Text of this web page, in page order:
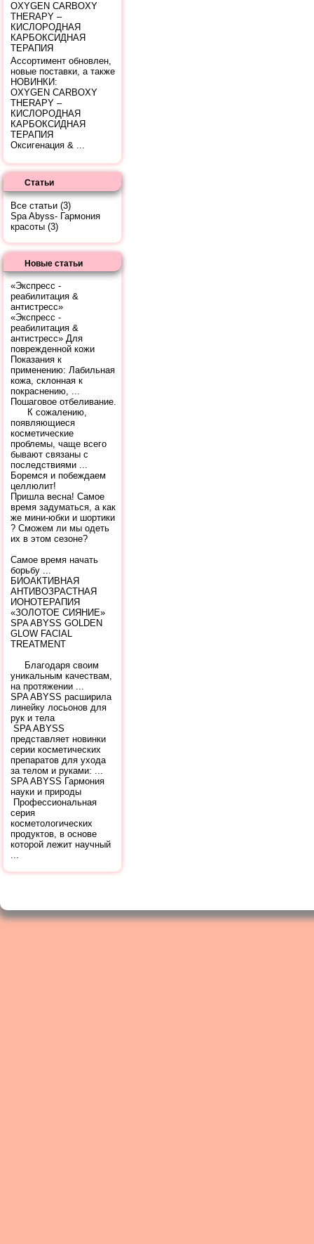
OXYGEN CARBOXY
THERAPY –
КИСЛОРОДНАЯ
КАРБОКСИДНАЯ
ТЕРАПИЯ
Ассортимент обновлен,
новые поставки, а также
НОВИНКИ:
OXYGEN CARBOXY
THERAPY –
КИСЛОРОДНАЯ
КАРБОКСИДНАЯ
ТЕРАПИЯ
Оксигенация & ...
Статьи
Все статьи (3)
Spa Abyss- Гармония
красоты (3)
Новые статьи
«Экспресс -
реабилитация &
антистресс»
«Экспресс -
реабилитация &
антистресс» Для
поврежденной кожи
Показания к
применению: Лабильная
кожа, склонная к
покраснению, ...
Пошаговое отбеливание.
К сожалению,
появляющиеся
косметические
проблемы, чаще всего
бывают связаны с
последствиями ...
Боремся и побеждаем
целлюлит!
Пришла весна! Самое
время задуматься, а как
же мини-юбки и шортики
? Сможем ли мы одеть
их в этом сезоне?
Самое время начать
борьбу ...
БИОАКТИВНАЯ
АНТИВОЗРАСТНАЯ
ИОНОТЕРАПИЯ
«ЗОЛОТОЕ СИЯНИЕ»
SPA ABYSS GOLDEN
GLOW FACIAL
TREATMENT
Благодаря своим
уникальным качествам,
на протяжении ...
SPA ABYSS расширила
линейку лосьонов для
рук и тела
SPA ABYSS
представляет новинки
серии косметических
препаратов для ухода
за телом и руками: ...
SPA ABYSS Гармония
науки и природы
Профессиональная
серия
косметологических
продуктов, в основе
которой лежит научный
...